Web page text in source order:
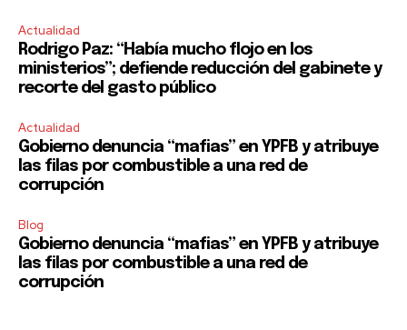
Actualidad
Rodrigo Paz: “Había mucho flojo en los
ministerios”; defiende reducción del gabinete y
recorte del gasto público
Actualidad
Gobierno denuncia “mafias” en YPFB y atribuye
las filas por combustible a una red de
corrupción
Blog
Gobierno denuncia “mafias” en YPFB y atribuye
las filas por combustible a una red de
corrupción